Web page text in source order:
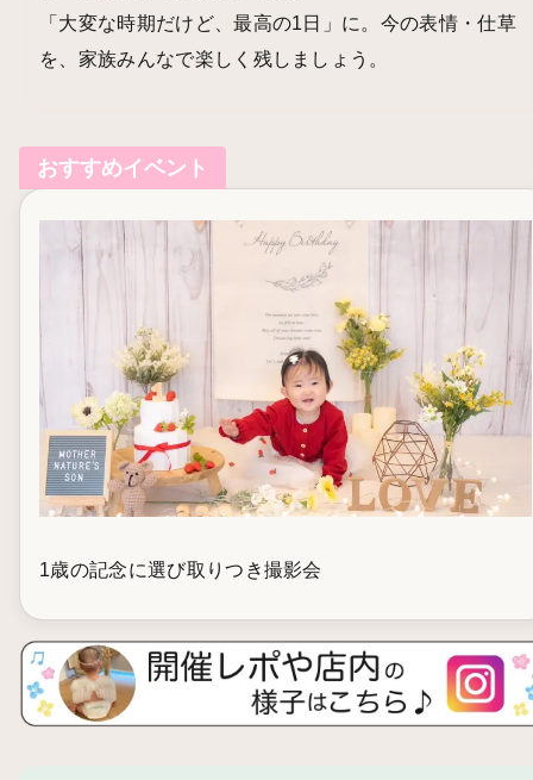
「大変な時期だけど、最高の1日」に。今の表情・仕草
を、家族みんなで楽しく残しましょう。
おすすめイベント
1歳の記念に選び取りつき撮影会